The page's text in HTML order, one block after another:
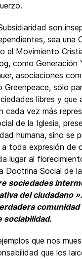
son
sea una
el Movimiento
como
asociaciones
Greenpeace, sólo
libres y que
cada vez más
de la Iglesia,
humana, sino se
a toda expresión de
lugar al
Doctrina Social de
sociedades
del ciudadano
sociabilidad.
que nos
que los